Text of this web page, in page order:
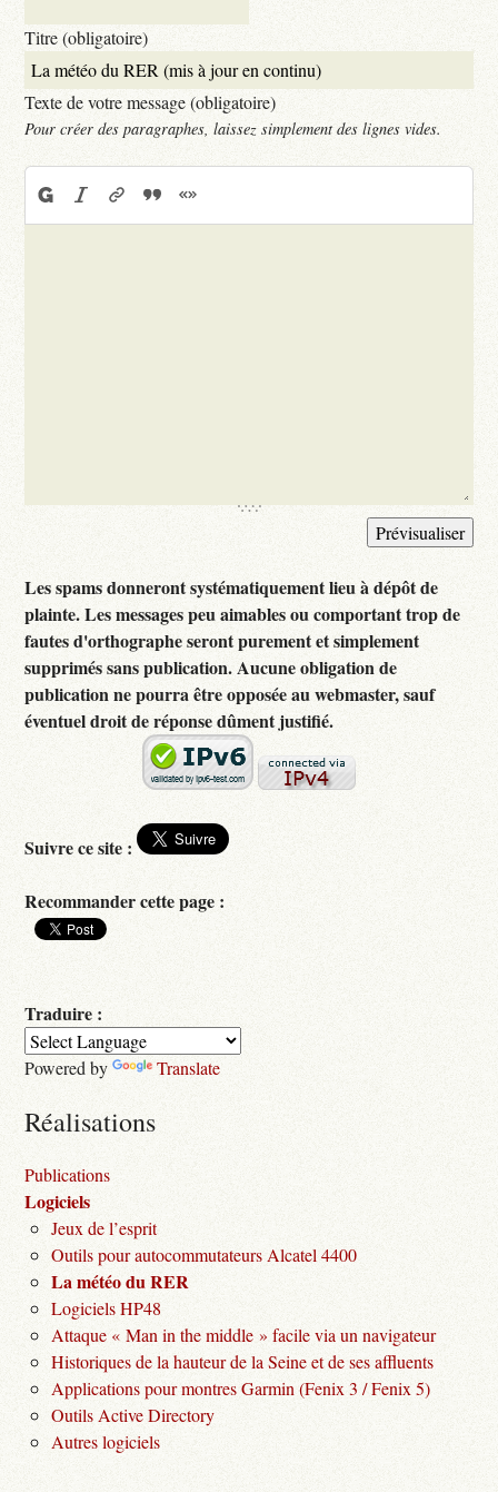
Titre (obligatoire)
Texte de votre message (obligatoire)
Pour créer des paragraphes, laissez simplement des lignes vides.
Les spams donneront systématiquement lieu à dépôt de
plainte. Les messages peu aimables ou comportant trop de
fautes d'orthographe seront purement et simplement
supprimés sans publication. Aucune obligation de
publication ne pourra être opposée au webmaster, sauf
éventuel droit de réponse dûment justifié.
Suivre ce site :
Recommander cette page :
Traduire :
Powered by Translate
Réalisations
Publications
Logiciels
Jeux de l’esprit
Outils pour autocommutateurs Alcatel 4400
La météo du RER
Logiciels HP48
Attaque « Man in the middle » facile via un navigateur
Historiques de la hauteur de la Seine et de ses affluents
Applications pour montres Garmin (Fenix 3 / Fenix 5)
Outils Active Directory
Autres logiciels